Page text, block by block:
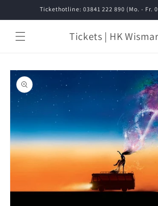
Inhalt
Tickethotline: 03841 222 890 (Mo. - Fr.
Tickets | HK Wismar